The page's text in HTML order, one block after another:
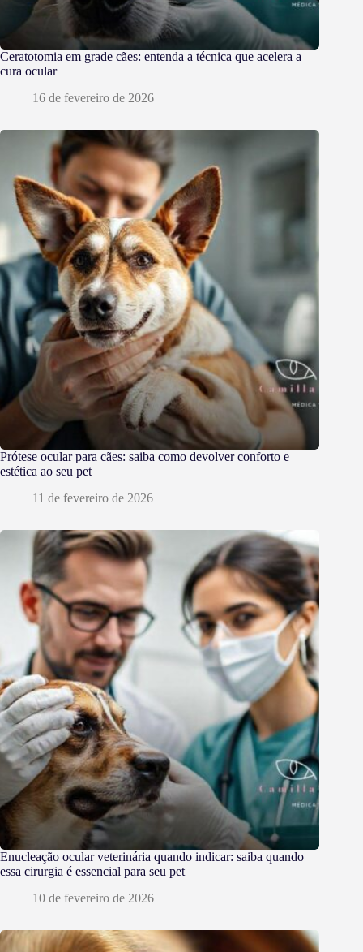
Ceratotomia em grade cães: entenda a técnica que acelera a
cura ocular
16 de fevereiro de 2026
Prótese ocular para cães: saiba como devolver conforto e
estética ao seu pet
11 de fevereiro de 2026
Enucleação ocular veterinária quando indicar: saiba quando
essa cirurgia é essencial para seu pet
10 de fevereiro de 2026